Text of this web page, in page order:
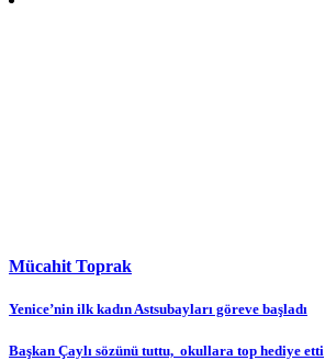
Mücahit Toprak
Yazı
gezinmesi
Yenice’nin ilk kadın Astsubayları göreve başladı
Başkan Çaylı sözünü tuttu, okullara top hediye etti